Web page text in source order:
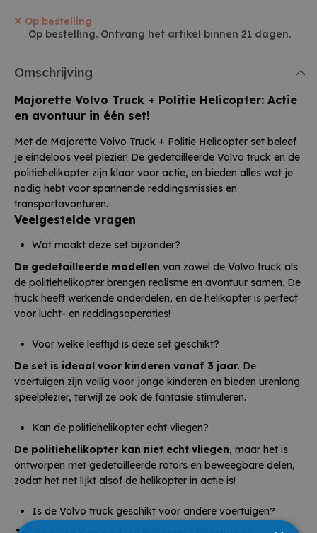
Op bestelling
Op bestelling. Ontvang het artikel binnen 21 dagen.
Omschrijving
Majorette Volvo Truck + Politie Helicopter: Actie
en avontuur in één set!
Met de Majorette Volvo Truck + Politie Helicopter set beleef
je eindeloos veel plezier! De gedetailleerde Volvo truck en de
politiehelikopter zijn klaar voor actie, en bieden alles wat je
nodig hebt voor spannende reddingsmissies en
transportavonturen.
Veelgestelde vragen
Wat maakt deze set bijzonder?
De gedetailleerde modellen van zowel de Volvo truck als
de politiehelikopter brengen realisme en avontuur samen. De
truck heeft werkende onderdelen, en de helikopter is perfect
voor lucht- en reddingsoperaties!
Voor welke leeftijd is deze set geschikt?
De set is ideaal voor kinderen vanaf 3 jaar. De
voertuigen zijn veilig voor jonge kinderen en bieden urenlang
speelplezier, terwijl ze ook de fantasie stimuleren.
Kan de politiehelikopter echt vliegen?
De politiehelikopter kan niet echt vliegen, maar het is
ontworpen met gedetailleerde rotors en beweegbare delen,
zodat het net lijkt alsof de helikopter in actie is!
Is de Volvo truck geschikt voor andere voertuigen?